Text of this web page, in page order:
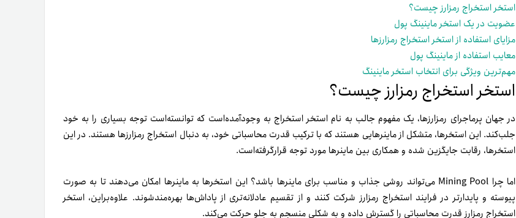
استخر استخراج رمزارز چیست؟
عضویت در یک استخر ماینینگ پول
مزایای استفاده از استخر استخراج رمزارز‌ها
معایب استفاده از ماینینگ پول
مهم‌ترین ویژگی برای انتخاب استخر ماینینگ
استخر استخراج رمزارز چیست؟
در جهان پرماجرای رمزارز‌ها، یک مفهوم جالب به نام استخر استخراج به وجودآمده‌است که توانسته‌است توجه بسیاری را به خود
جلب‌کند. این استخر‌ها، متشکل از ماینرهایی هستند که با ترکیب قدرت محاسباتی خود، به دنبال استخراج رمز‌ارز‌ها هستند. در این
استخر‌ها، رقابت جایگزین شده و همکاری بین ماینر‌ها مورد توجه قرارگرفته‌است.
اما چرا Mining Pool می‌تواند روشی جذاب و مناسب برای ماینر‌ها باشد؟ این استخر‌ها به ماینرها امکان می‌دهند تا به صورت
پیوسته و پایدارتر در فرایند استخراج رمزارز شرکت کنند و از تقسیم عادلانه‌تری از پاداش‌ها بهره‌مندشوند. علاوه‌بر‌این، استخر
استخراج رمزارز قدرت محاسباتی را گسترش داده و به شکلی منسجم به جلو حرکت می‌کند.